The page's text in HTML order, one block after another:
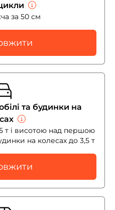
за 50 см
та будинки на
т і висотою над першою
на колесах до 3,5 т